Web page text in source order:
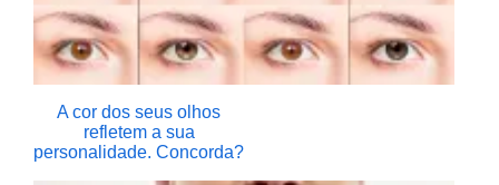
A cor dos seus olhos
refletem a sua
personalidade. Concorda?